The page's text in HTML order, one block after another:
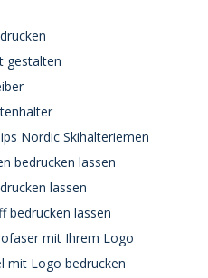
gestalten
Nordic Skihalteriemen
bedrucken lassen
lassen
bedrucken lassen
mit Ihrem Logo
mit Logo bedrucken